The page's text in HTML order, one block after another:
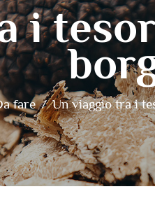
i
fare Un viaggio tra i